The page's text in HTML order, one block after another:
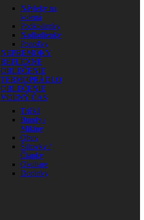
Návleky na
kolená
Podkolienky
Nadkolienky
Ponožky
NEPREMOKY
REFLEXNÉ
OBLEČENIE
TERMOPRÁDLO
OBLEČENIE
VOĽNÝ ČAS
Tričká
Bundy /
Mikiny
Obuv
Šiltovky /
Čiapky
Okuliare
Doplnky